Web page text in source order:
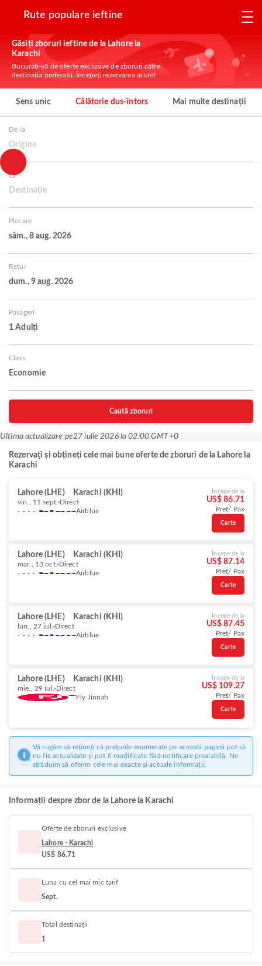
Rute populare ieftine
Găsiți zboruri ieftine de la Lahore la
Karachi
Bucurați-vă de oferte exclusive de zboruri către
destinația preferată. Începeți rezervarea acum!
Sens unic Călătorie dus-întors Mai multe destinații
De la
Origine
La
Destinație
Plecare
sâm., 8 aug. 2026
Retur
dum., 9 aug. 2026
Pasageri
1 Adulți
Class
Economie
Caută zboruri
Ultima actualizare pe27 iulie 2026 la 02:00 GMT+0
Rezervați și obțineți cele mai bune oferte de zboruri de la Lahore la
Karachi
Lahore (LHE) Karachi (KHI)
vin., 11 sept. Direct
Airblue
Începe de la
US$ 86.71
Preț/ Pax
Carte
Lahore (LHE) Karachi (KHI)
mar., 13 oct. Direct
Airblue
Începe de la
US$ 87.14
Preț/ Pax
Carte
Lahore (LHE) Karachi (KHI)
lun., 27 iul.
Direct
Airblue
Începe de la
US$ 87.45
Preț/ Pax
Carte
Lahore (LHE) Karachi (KHI)
mie., 29 iul.
Direct
Fly Jinnah
Începe de la
US$ 109.27
Preț/ Pax
Carte
Vă rugăm să rețineți că prețurile enumerate pe această pagină pot să
nu fie actualizate și pot fi modificate fără notificare prealabilă. Ne
străduim să oferim cele mai exacte și actuale informații.
Informații despre zbor de la Lahore la Karachi
Oferte de zboruri exclusive
Lahore - Karachi
US$ 86.71
Luna cu cel mai mic tarif
Sept.
Total destinații
1